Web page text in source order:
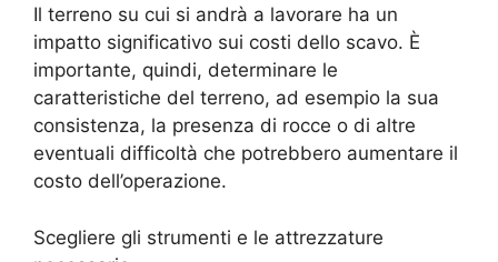
Il terreno su cui si andrà a lavorare ha un
impatto significativo sui costi dello scavo. È
importante, quindi, determinare le
caratteristiche del terreno, ad esempio la sua
consistenza, la presenza di rocce o di altre
eventuali difficoltà che potrebbero aumentare il
costo dell’operazione.
Scegliere gli strumenti e le attrezzature